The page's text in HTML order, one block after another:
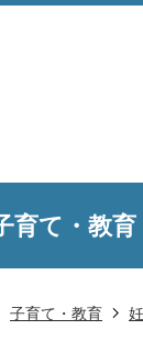
育て・教育
子育て・教育